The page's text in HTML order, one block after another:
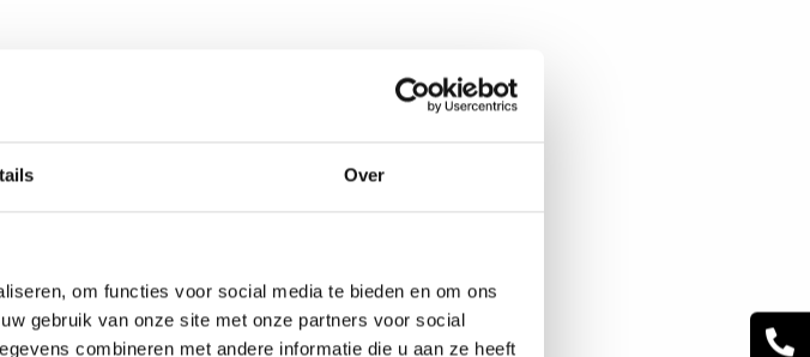
Over
om functies voor social media te bieden en om ons
gebruik van onze site met onze partners voor social
combineren met andere informatie die u aan ze heeft
een badkamer met
balkon of terras.